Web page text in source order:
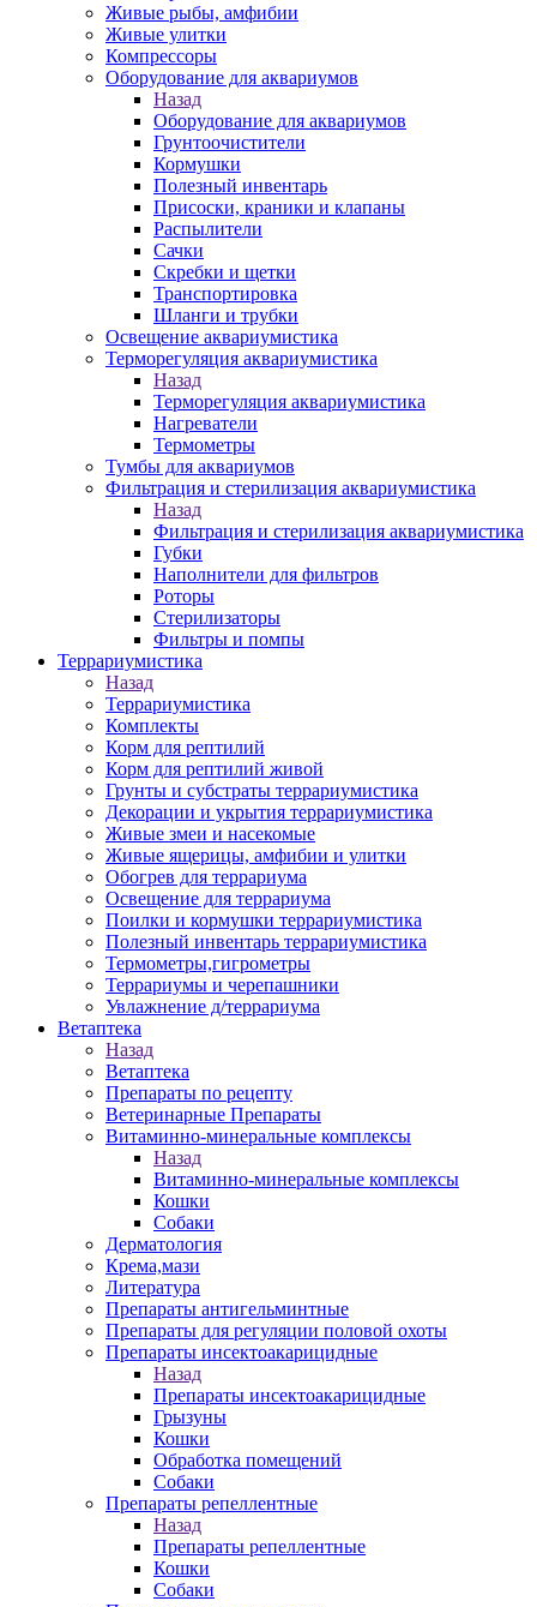
Живые рыбы, амфибии
Живые улитки
Компрессоры
Оборудование для аквариумов
Назад
Оборудование для аквариумов
Грунтоочистители
Кормушки
Полезный инвентарь
Присоски, краники и клапаны
Распылители
Сачки
Скребки и щетки
Транспортировка
Шланги и трубки
Освещение аквариумистика
Терморегуляция аквариумистика
Назад
Терморегуляция аквариумистика
Нагреватели
Термометры
Тумбы для аквариумов
Фильтрация и стерилизация аквариумистика
Назад
Фильтрация и стерилизация аквариумистика
Губки
Наполнители для фильтров
Роторы
Стерилизаторы
Фильтры и помпы
Террариумистика
Назад
Террариумистика
Комплекты
Корм для рептилий
Корм для рептилий живой
Грунты и субстраты террариумистика
Декорации и укрытия террариумистика
Живые змеи и насекомые
Живые ящерицы, амфибии и улитки
Обогрев для террариума
Освещение для террариума
Поилки и кормушки террариумистика
Полезный инвентарь террариумистика
Термометры,гигрометры
Террариумы и черепашники
Увлажнение д/террариума
Ветаптека
Назад
Ветаптека
Препараты по рецепту
Ветеринарные Препараты
Витаминно-минеральные комплексы
Назад
Витаминно-минеральные комплексы
Кошки
Собаки
Дерматология
Крема,мази
Литература
Препараты антигельминтные
Препараты для регуляции половой охоты
Препараты инсектоакарицидные
Назад
Препараты инсектоакарицидные
Грызуны
Кошки
Обработка помещений
Собаки
Препараты репеллентные
Назад
Препараты репеллентные
Кошки
Собаки